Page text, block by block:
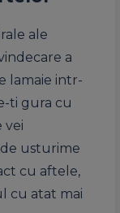
ale
a
lamaie intr-
ti gura cu
vei
usturime
cu aftele,
cu atat mai